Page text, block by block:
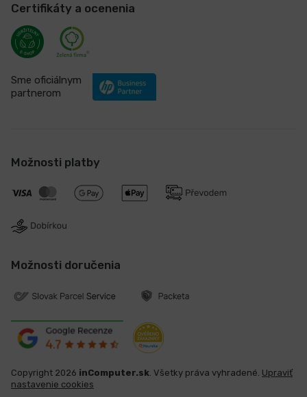
Certifikáty a ocenenia
Sme oficiálnym
partnerom
Možnosti platby
Možnosti doručenia
Copyright 2026 inComputer.sk. Všetky práva vyhradené. Upraviť
nastavenie cookies